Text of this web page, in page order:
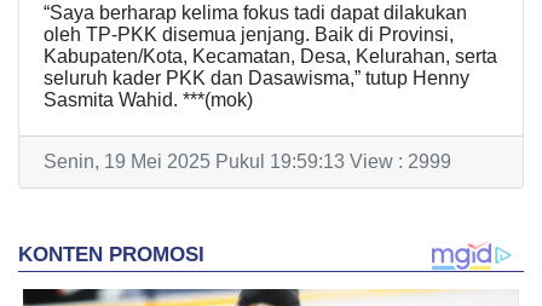
“Saya berharap kelima fokus tadi dapat dilakukan
oleh TP-PKK disemua jenjang. Baik di Provinsi,
Kabupaten/Kota, Kecamatan, Desa, Kelurahan, serta
seluruh kader PKK dan Dasawisma,” tutup Henny
Sasmita Wahid. ***(mok)
Senin, 19 Mei 2025 Pukul 19:59:13 View : 2999